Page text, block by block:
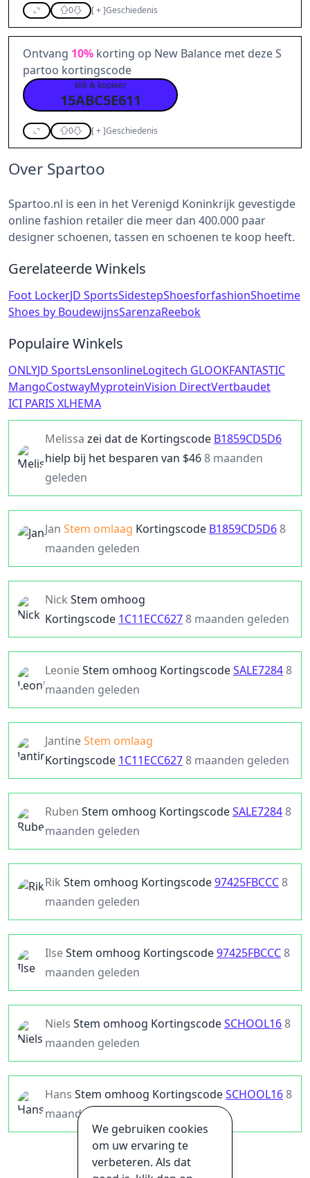
0 [+]Geschiedenis
Ontvang 10% korting op New Balance met deze S
partoo kortingscode
klik & kopieer
15ABC5E611
0 [+]Geschiedenis
Over Spartoo
Spartoo.nl is een in het Verenigd Koninkrijk gevestigde
online fashion retailer die meer dan 400.000 paar
designer schoenen, tassen en schoenen te koop heeft.
Gerelateerde Winkels
Foot LockerJD SportsSidestepShoesforfashionShoetime
Shoes by BoudewijnsSarenzaReebok
Populaire Winkels
ONLYJD SportsLensonlineLogitech GLOOKFANTASTIC
MangoCostwayMyproteinVision DirectVertbaudet
ICI PARIS XLHEMA
Melissa zei dat de Kortingscode B1859CD5D6
hielp bij het besparen van $468 maanden
geleden
Jan Stem omlaag Kortingscode B1859CD5D68
maanden geleden
Nick Stem omhoog
Kortingscode 1C11ECC6278 maanden geleden
LeonieStem omhoog KortingscodeSALE72848
maanden geleden
JantineStem omlaag
Kortingscode 1C11ECC6278 maanden geleden
Ruben Stem omhoog KortingscodeSALE72848
maanden geleden
Rik Stem omhoog Kortingscode97425FBCCC8
maanden geleden
IlseStem omhoog Kortingscode97425FBCCC8
maanden geleden
Niels Stem omhoog KortingscodeSCHOOL168
maanden geleden
Hans Stem omhoog KortingscodeSCHOOL168
maanden geleden
We gebruiken cookies
om uw ervaring te
verbeteren. Als dat